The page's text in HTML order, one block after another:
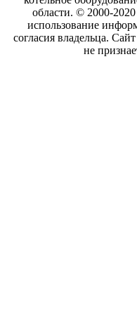
области. © 2000-
использование
согласия владельца.
не